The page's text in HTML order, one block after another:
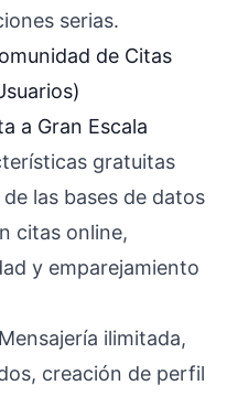
serias.
de Citas
a Gran Escala
gratuitas
las bases de datos
citas online,
y emparejamiento
Mensajería ilimitada,
creación de perfil